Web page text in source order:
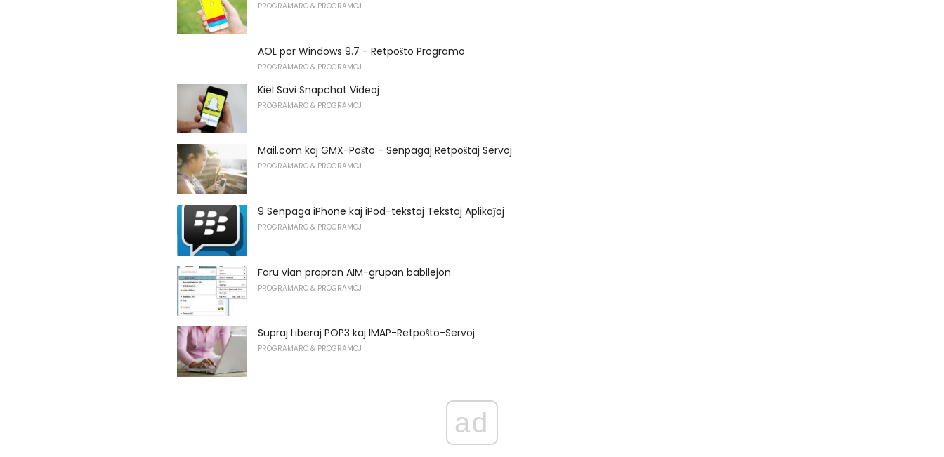
PROGRAMARO & PROGRAMOJ
AOL por Windows 9.7 - Retpoŝto Programo
PROGRAMARO & PROGRAMOJ
Kiel Savi Snapchat Videoj
PROGRAMARO & PROGRAMOJ
Mail.com kaj GMX-Poŝto - Senpagaj Retpoŝtaj Servoj
PROGRAMARO & PROGRAMOJ
9 Senpaga iPhone kaj iPod-tekstaj Tekstaj Aplikaĵoj
PROGRAMARO & PROGRAMOJ
Faru vian propran AIM-grupan babilejon
PROGRAMARO & PROGRAMOJ
Supraj Liberaj POP3 kaj IMAP-Retpoŝto-Servoj
PROGRAMARO & PROGRAMOJ
ad